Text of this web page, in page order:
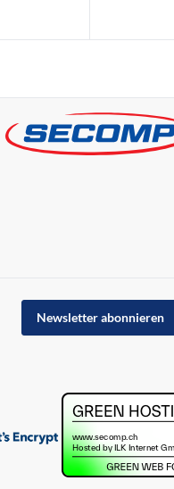
Newsletter abonnieren